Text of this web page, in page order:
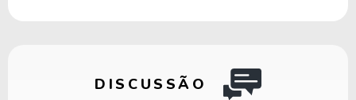
DISCUSSÃO